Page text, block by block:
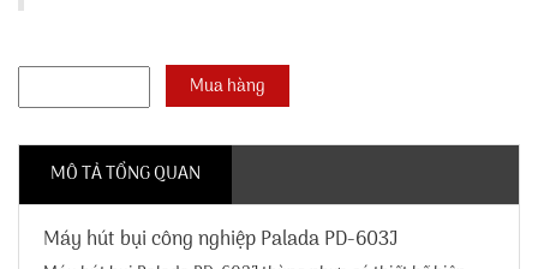
MÔ TẢ TỔNG QUAN
Máy hút bụi công nghiệp Palada PD-603J